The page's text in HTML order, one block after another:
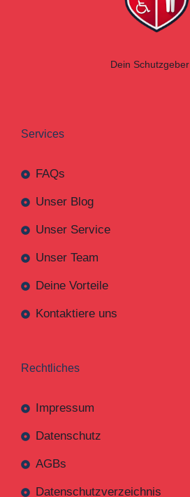
Dein Schutzgeber
Services
FAQs
Unser Blog
Unser Service
Unser Team
Deine Vorteile
Kontaktiere uns
Rechtliches
Impressum
Datenschutz
AGBs
Datenschutzverzeichnis